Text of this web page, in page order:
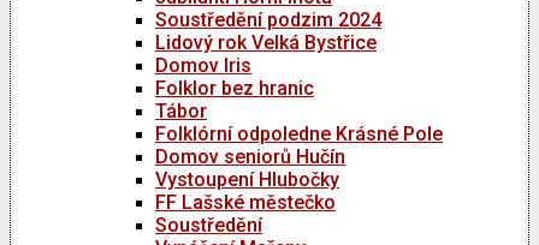
Soustředění podzim 2024
Lidový rok Velká Bystřice
Domov Iris
Folklor bez hranic
Tábor
Folklórní odpoledne Krásné Pole
Domov seniorů Hučín
Vystoupení Hlubočky
FF Lašské městečko
Soustředění